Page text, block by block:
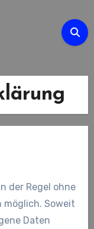
der Regel ohne
möglich. Soweit
Daten